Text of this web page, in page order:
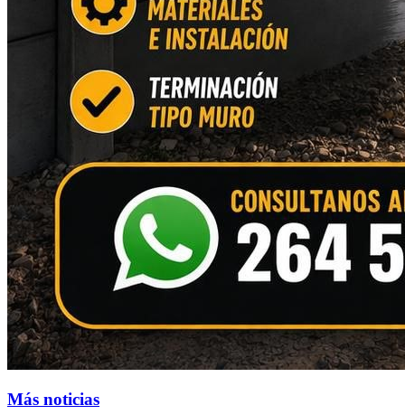
Más noticias